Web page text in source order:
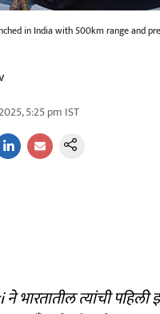
in India with 500km range and
5:25 pm IST
भारतातील त्यांची पहिली